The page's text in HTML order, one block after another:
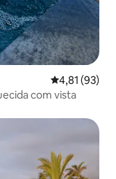
4,81 de uma
4,81 (93)
com vista